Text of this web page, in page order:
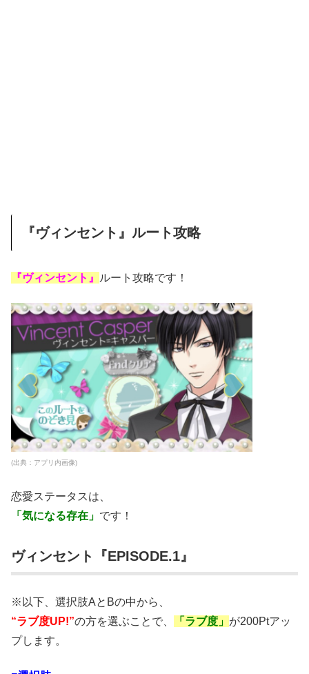
『ヴィンセント』ルート攻略
『ヴィンセント』 ルート攻略です！
(出典：アプリ内画像)
恋愛ステータスは、
「気になる存在」 です！
ヴィンセント『EPISODE.1』
※以下、選択肢AとBの中から、
“ラブ度UP!”の方を選ぶことで、 「ラブ度」 が200Ptアッ
プします。